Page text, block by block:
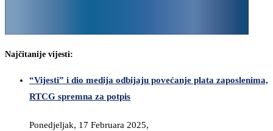
Najčitanije vijesti:
“Vijesti” i dio medija odbijaju povećanje plata zaposlenima,
RTCG spremna za potpis
Ponedjeljak, 17 Februara 2025,